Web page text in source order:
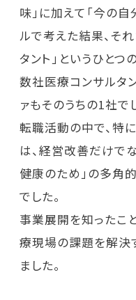
味」に加えて「今の
ルで考えた結果、そ
タント」というひとつ
数社医療コンサルタ
ァもそのうちの1社で
転職活動の中で、特
は、経営改善だけで
健康のため」の多角
でした。
事業展開を知ったこ
療現場の課題を解決
ました。